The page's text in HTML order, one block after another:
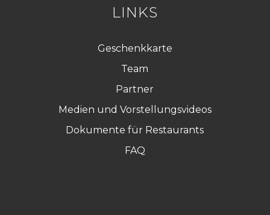
LINKS
Geschenkkarte
Team
Partner
Medien und Vorstellungsvideos
Dokumente für Restaurants
FAQ